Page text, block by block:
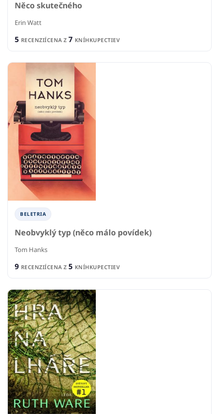
Něco skutečného
Erin Watt
5 RECENZIÍCENA Z 7 KNÍHKUPECTIEV
BELETRIA
Neobvyklý typ (něco málo povídek)
Tom Hanks
9 RECENZIÍCENA Z 5 KNÍHKUPECTIEV